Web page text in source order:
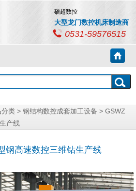
硕超数控
大型龙门数控机床制造商
0531-59576515
分类 > 钢结构数控成套加工设备 > GSWZ
产线
钢高速数控三维钻生产线